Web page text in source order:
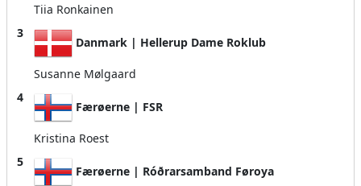
Tiia Ronkainen
3
Danmark | Hellerup Dame Roklub
Susanne Mølgaard
4
Færøerne | FSR
Kristina Roest
5
Færøerne | Róðrarsamband Føroya